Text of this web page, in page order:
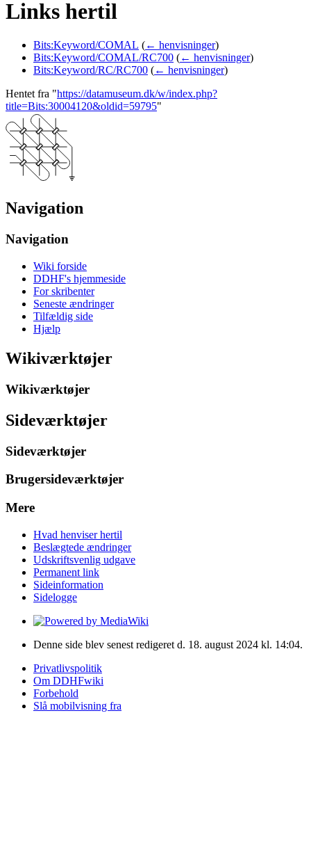
Links hertil
Bits:Keyword/COMAL (← henvisninger)
Bits:Keyword/COMAL/RC700 (← henvisninger)
Bits:Keyword/RC/RC700 (← henvisninger)
Hentet fra "https://datamuseum.dk/w/index.php?
title=Bits:30004120&oldid=59795"
Navigation
Navigation
Wiki forside
DDHF's hjemmeside
For skribenter
Seneste ændringer
Tilfældig side
Hjælp
Wikiværktøjer
Wikiværktøjer
Sideværktøjer
Sideværktøjer
Brugersideværktøjer
Mere
Hvad henviser hertil
Beslægtede ændringer
Udskriftsvenlig udgave
Permanent link
Sideinformation
Sidelogge
Denne side blev senest redigeret d. 18. august 2024 kl. 14:04.
Privatlivspolitik
Om DDHFwiki
Forbehold
Slå mobilvisning fra